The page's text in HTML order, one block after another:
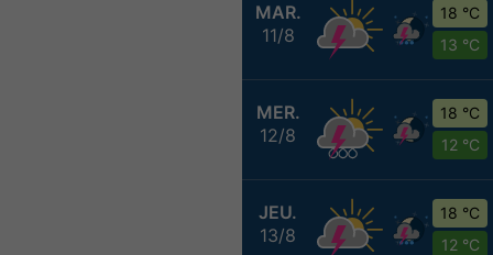
MAR.
11/8
18 °C
13 °C
MER.
12/8
18 °C
12 °C
JEU.
13/8
18 °C
12 °C